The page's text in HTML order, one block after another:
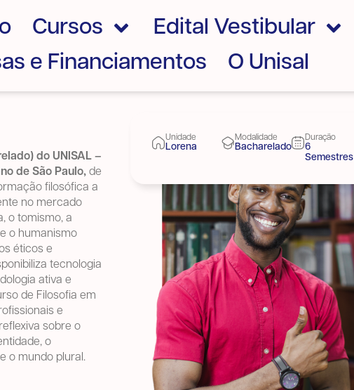
Cursos Edital Vestibular
e Financiamentos
O Unisal
do UNISAL –
de São Paulo, de
filosófica a
no mercado
o tomismo, a
o humanismo
éticos e
tecnologia
ativa e
de Filosofia em
e
sobre o
o
o mundo plural.
Unidade
Lorena
Modalidade
Bacharelado
Duração
6
Semestres